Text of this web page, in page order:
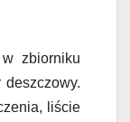
zbiorniku
liście